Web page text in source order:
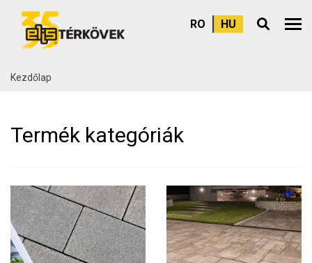
RO HU
Kezdőlap
Termék kategóriák